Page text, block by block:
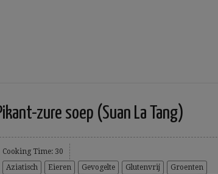
zure soep (Suan La Tang)
Cooking Time: 30
Aziatisch
Eieren Gevogelte Glutenvrij
Groenten